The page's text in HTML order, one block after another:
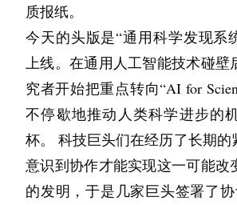
质报纸。
今天的头版是“通用科学发现系
上线。在通用人工智能技术碰
究者开始把重点转向“AI for
不停歇地推动人类科学进步的
杯。 科技巨头们在经历了长期的
意识到协作才能实现这一可能改
的发明，于是几家巨头签署了